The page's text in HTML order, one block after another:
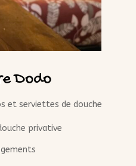
Dodo
et serviettes de douche
privative